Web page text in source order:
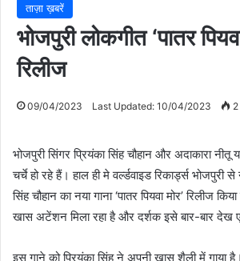
ताज़ा ख़बरें
भोजपुरी लोकगीत ‘पातर
रिलीज
09/04/2023 Last Updated: 10/04/2023 2
भोजपुरी सिंगर प्रियंका सिंह चौहान और अदाकारा
चर्चे हो रहे हैं। हाल ही मे वर्ल्डवाइड रिकार्ड्स भोजपुरी
सिंह चौहान का नया गाना ‘पातर पियवा मोर’ रिलीज
खास अटेंशन मिला रहा है और दर्शक इसे बार-बार देख
इस गाने को प्रियंका सिंह ने अपनी खास शैली में गाया